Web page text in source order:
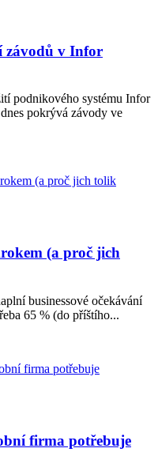
závodů v Infor
podnikového systému Infor
pokrývá závody ve
(a proč jich
businessové očekávání
65 % (do příštího...
firma potřebuje